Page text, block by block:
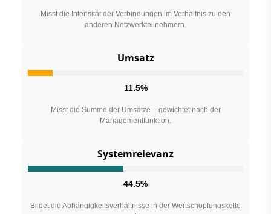
Misst die Intensität der Verbindungen im Verhältnis zu den
anderen Netzwerkteilnehmern.
Umsatz
11.5%
Misst die Summe der Umsätze – gewichtet nach der
Managementfunktion.
Systemrelevanz
44.5%
Bildet die Abhängigkeitsverhältnisse in der Wertschöpfungskette